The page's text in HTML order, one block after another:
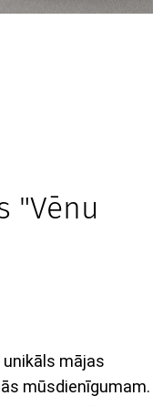
"Vēnu
unikāls mājas
mūsdienīgumam.